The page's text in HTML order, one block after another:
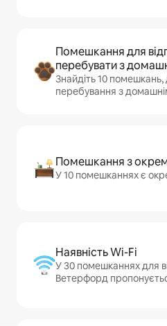
Помешкання для
перебувати з
Знайдіть 10
перебування з
Помешкання з
У 10 помешканнях є
Наявність Wi-Fi
У 30 помешканнях для
Ветерфорд